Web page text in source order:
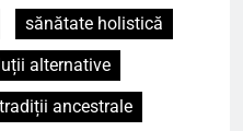
sănătate holistică
alternative
tradiții ancestrale